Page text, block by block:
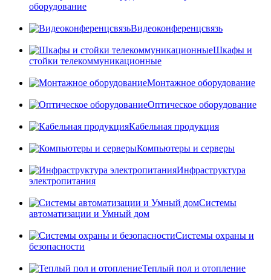
оборудование
Видеоконференцсвязь
Шкафы и
стойки телекоммуникационные
Монтажное оборудование
Оптическое оборудование
Кабельная продукция
Компьютеры и серверы
Инфраструктура
электропитания
Системы
автоматизации и Умный дом
Системы охраны и
безопасности
Теплый пол и отопление